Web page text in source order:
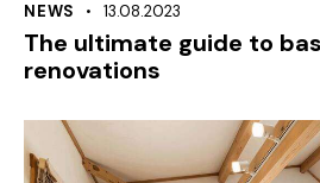
NEWS 13.08.2023
The ultimate guide to
renovations